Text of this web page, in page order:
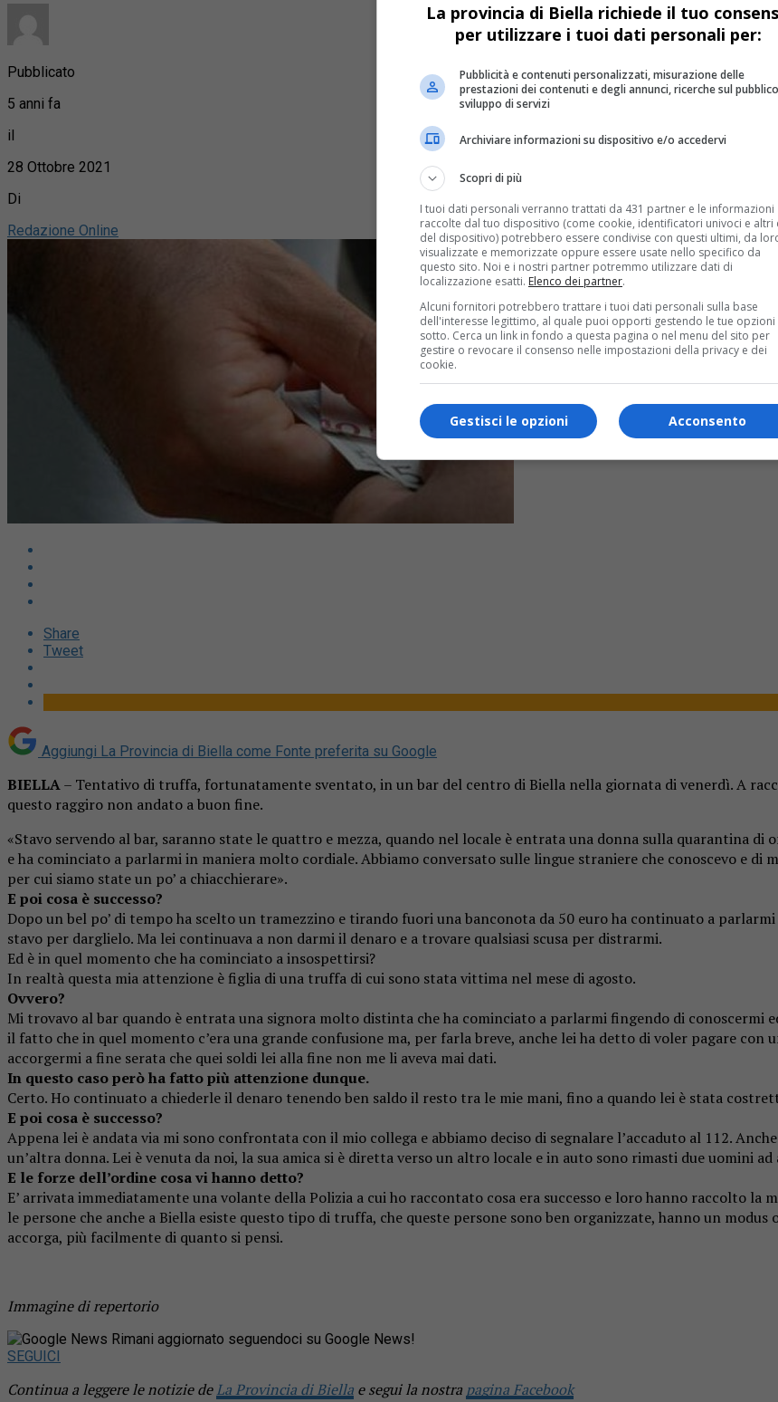
Pubblicato
5 anni fa
il
28 Ottobre 2021
Di
Redazione Online
Share
Tweet
Aggiungi La Provincia di Biella come Fonte preferita su Google
BIELLA– Tentativo di truffa, fortunatamente sventato, in un bar del centro di Biella nella giornata di venerdì. A
questo raggiro non andato a buon fine.
«Stavo servendo al bar, saranno state le quattro e mezza, quando nel locale è entrata una donna sulla quarantina di
e ha cominciato a parlarmi in maniera molto cordiale. Abbiamo conversato sulle lingue straniere che conoscevo e di
per cui siamo state un po’ a chiacchierare».
E poi cosa è successo?
Dopo un bel po’ di tempo ha scelto un tramezzino e tirando fuori una banconota da 50 euro ha continuato a
stavo per darglielo. Ma lei continuava a non darmi il denaro e a trovare qualsiasi scusa per distrarmi.
Ed è in quel momento che ha cominciato a insospettirsi?
In realtà questa mia attenzione è figlia di una truffa di cui sono stata vittima nel mese di agosto.
Ovvero?
Mi trovavo al bar quando è entrata una signora molto distinta che ha cominciato a parlarmi fingendo di conoscermi
il fatto che in quel momento c’era una grande confusione ma, per farla breve, anche lei ha detto di voler pagare
accorgermi a fine serata che quei soldi lei alla fine non me li aveva mai dati.
In questo caso però ha fatto più attenzione dunque.
Certo. Ho continuato a chiederle il denaro tenendo ben saldo il resto tra le mie mani, fino a quando lei è stata
E poi cosa è successo?
Appena lei è andata via mi sono confrontata con il mio collega e abbiamo deciso di segnalare l’accaduto al 112.
un’altra donna. Lei è venuta da noi, la sua amica si è diretta verso un altro locale e in auto sono rimasti due uomini
E le forze dell’ordine cosa vi hanno detto?
E’ arrivata immediatamente una volante della Polizia a cui ho raccontato cosa era successo e loro hanno raccolto la
le persone che anche a Biella esiste questo tipo di truffa, che queste persone sono ben organizzate, hanno un
accorga, più facilmente di quanto si pensi.
Immagine di repertorio
Rimani aggiornato seguendoci su Google News!
SEGUICI
Continua a leggere le notizie deLa Provincia di Biella e segui la nostra pagina Facebook
La provincia di Biella richiede il tuo
per utilizzare i tuoi dati personali per:
Pubblicità e contenuti personalizzati, misurazione delle
prestazioni dei contenuti e degli annunci, ricerche sul
sviluppo di servizi
Archiviare informazioni su dispositivo e/o accedervi
Scopri di più
I tuoi dati personali verranno trattati da 431 partner e le informazioni
raccolte dal tuo dispositivo (come cookie, identificatori univoci e altri
del dispositivo) potrebbero essere condivise con questi ultimi, da
visualizzate e memorizzate oppure essere usate nello specifico da
questo sito. Noi e i nostri partner potremmo utilizzare dati di
localizzazione esatti. Elenco dei partner.
Alcuni fornitori potrebbero trattare i tuoi dati personali sulla base
dell'interesse legittimo, al quale puoi opporti gestendo le tue opzioni
sotto. Cerca un link in fondo a questa pagina o nel menu del sito per
gestire o revocare il consenso nelle impostazioni della privacy e dei
cookie.
Acconsento
Gestisci le opzioni